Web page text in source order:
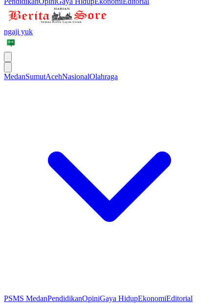
ngaji yuk
MedanSumutAcehNasionalOlahraga
PSMS MedanPendidikanOpiniGaya HidupEkonomiEditorial